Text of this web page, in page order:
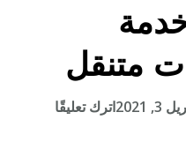
/ خدمة
متنقل
3, 2021 اترك تعليقًا